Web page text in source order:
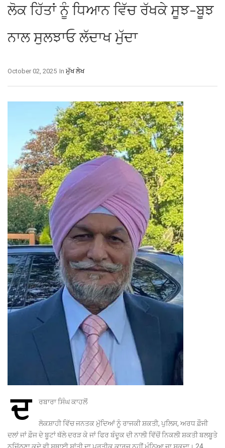
ਲੋਕ ਹਿੱਤਾਂ ਨੂੰ ਧਿਆਨ ਵਿੱਚ ਰੱਖਕੇ ਸੂਝ-ਬੂਝ
ਨਾਲ ਸੁਲਝਾਓ ਲੱਦਾਖ ਮੁੱਦਾ
In ਮੁੱਖ ਲੇਖ
October 02, 2025
ਦ ਰਬਾਰਾ ਸਿੰਘ ਕਾਹਲੋਂ
ਲੋਕਸ਼ਾਹੀ ਵਿੱਚ ਜਨਤਕ ਮੁੱਦਿਆਂ ਨੂੰ ਰਾਜਕੀ ਸ਼ਕਤੀ, ਪੁਲਿਸ, ਅਰਧ ਫ਼ੌਜੀ
ਦਲਾਂ ਜਾਂ ਫ਼ੌਜ ਦੇ ਬੂਟਾਂ ਥੱਲੇ ਦਰੜ ਕੇ ਜਾਂ ਫਿਰ ਬੰਦੂਕ ਦੀ ਨਾਲੀ ਵਿੱਚੋਂ ਨਿਕਲੀ ਸ਼ਕਤੀ ਬਲਬੂਤੇ